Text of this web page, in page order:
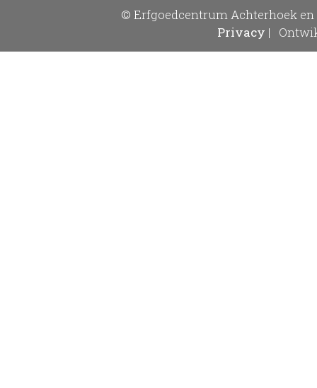
© Erfgoedcentrum Achterhoek en
Privacy |